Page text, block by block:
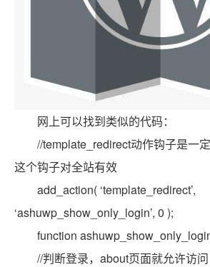
网上可以找到类似的代码：
//template_redirect动作钩子是一
这个钩子对全站有效
add_action( ‘template_redirect’,
‘ashuwp_show_only_login’, 0 );
function
//判断登录，about页面就允许访问